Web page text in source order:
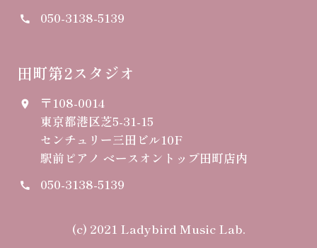
call 050-3138-5139
田町第2スタジオ
place
〒108-0014
東京都港区芝5-31-15
センチュリー三田ビル10F
駅前ピアノ ベースオントップ田町店内
call 050-3138-5139
(c) 2021 Ladybird Music Lab.